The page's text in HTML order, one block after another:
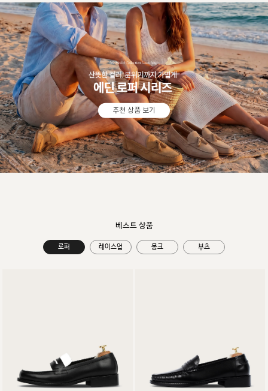
추천 상품 보기
베스트 상품
로퍼 레이스업 몽크 부츠